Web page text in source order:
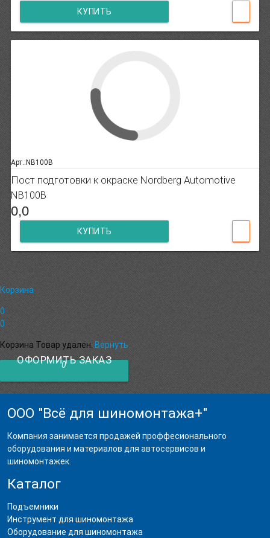
КУПИТЬ
Арт.:NB100B
Пост подготовки к окраске Nordberg Automotive
NB100B
0,0
КУПИТЬ
Корзина
0
0
Корзина Товар удален. Вернуть
0
ОФОРМИТЬ ЗАКАЗ
ООО "Всё для шиномонтажа+"
Компания занимается продажей проффесионального
оборудования и материалов для автосервисов и
шиномонтажек.
Каталог
Подъемники
Инструмент для шиномонтажа
Оборудование для шиномонтажа